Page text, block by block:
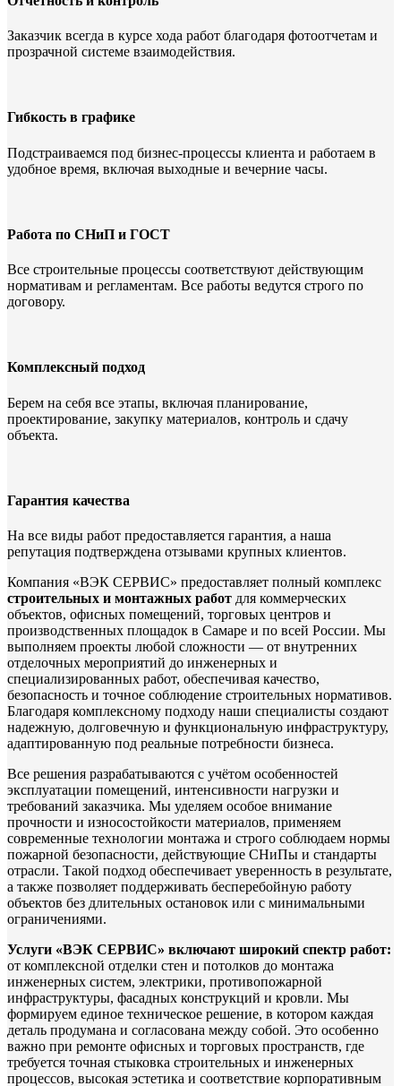
Заказчик всегда в курсе хода работ благодаря фотоотчетам и
прозрачной системе взаимодействия.
Гибкость в графике
Подстраиваемся под бизнес-процессы клиента и работаем в
удобное время, включая выходные и вечерние часы.
Работа по СНиП и ГОСТ
Все строительные процессы соответствуют действующим
нормативам и регламентам. Все работы ведутся строго по
договору.
Комплексный подход
Берем на себя все этапы, включая планирование,
проектирование, закупку материалов, контроль и сдачу
объекта.
Гарантия качества
На все виды работ предоставляется гарантия, а наша
репутация подтверждена отзывами крупных клиентов.
Компания «ВЭК СЕРВИС» предоставляет полный комплекс
строительных и монтажных работ для коммерческих
объектов, офисных помещений, торговых центров и
производственных площадок в Самаре и по всей России. Мы
выполняем проекты любой сложности — от внутренних
отделочных мероприятий до инженерных и
специализированных работ, обеспечивая качество,
безопасность и точное соблюдение строительных нормативов.
Благодаря комплексному подходу наши специалисты создают
надежную, долговечную и функциональную инфраструктуру,
адаптированную под реальные потребности бизнеса.
Все решения разрабатываются с учётом особенностей
эксплуатации помещений, интенсивности нагрузки и
требований заказчика. Мы уделяем особое внимание
прочности и износостойкости материалов, применяем
современные технологии монтажа и строго соблюдаем нормы
пожарной безопасности, действующие СНиПы и стандарты
отрасли. Такой подход обеспечивает уверенность в результате,
а также позволяет поддерживать бесперебойную работу
объектов без длительных остановок или с минимальными
ограничениями.
Услуги «ВЭК СЕРВИС» включают широкий спектр работ:
от комплексной отделки стен и потолков до монтажа
инженерных систем, электрики, противопожарной
инфраструктуры, фасадных конструкций и кровли. Мы
формируем единое техническое решение, в котором каждая
деталь продумана и согласована между собой. Это особенно
важно при ремонте офисных и торговых пространств, где
требуется точная стыковка строительных и инженерных
процессов, высокая эстетика и соответствие корпоративным